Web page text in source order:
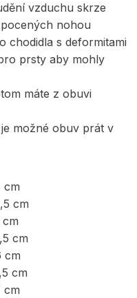
vzduchu skrze
nohou
chodidla s deformitami
prsty aby mohly
máte z obuvi
možné obuv prát v
cm
cm
cm
cm
cm
cm